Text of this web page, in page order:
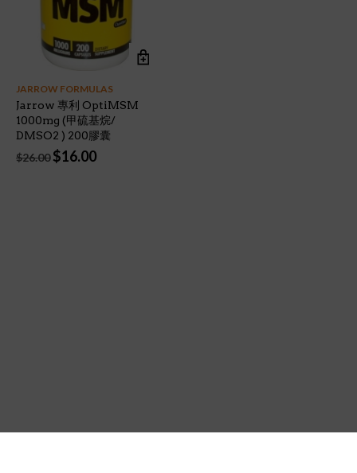
JARROW FORMULAS
Jarrow 專利 OptiMSM
1000mg (甲硫基烷/
DMSO2 ) 200膠囊
$26.00 Original
$16.00Current